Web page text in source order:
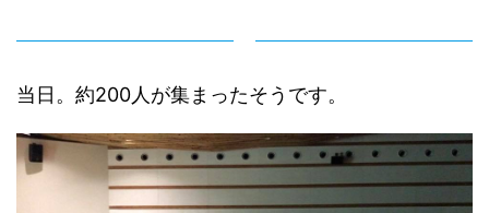
当日。約200人が集まったそうです。